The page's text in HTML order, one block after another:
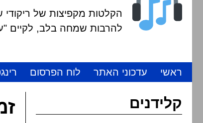
הקלטות מקפיצות של ריקודי
להרבות שמחה בלב, לקיים
ראשי עדכוני האתר לוח הפרסום
קלידנים